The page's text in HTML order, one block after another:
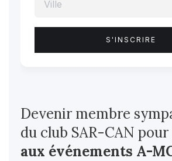
Devenir membre
du club SAR-CAN pour
aux événements A-